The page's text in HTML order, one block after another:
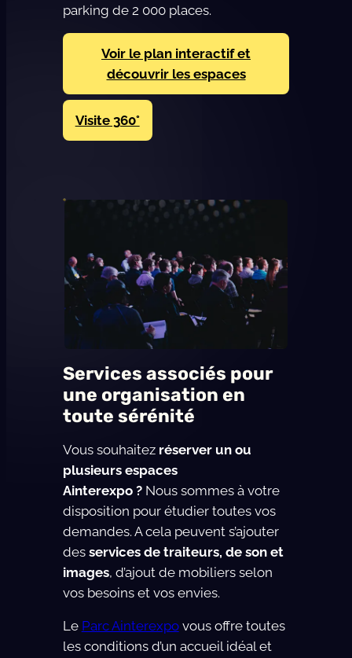
parking de 2 000 places.
Voir le plan interactif et
découvrir les espaces
Visite 360°
Services associés pour
une organisation en
toute sérénité
Vous souhaitez réserver un ou
plusieurs espaces
Ainterexpo ?Nous sommes à votre
disposition pour étudier toutes vos
demandes. A cela peuvent s’ajouter
des services de traiteurs, de son et
images, d’ajout de mobiliers selon
vos besoins et vos envies.
Le Parc Ainterexpovous offre toutes
les conditions d’un accueil idéal et